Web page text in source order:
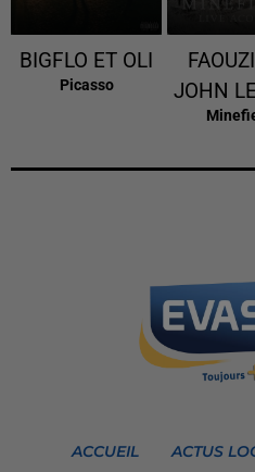
BIGFLO ET OLI
Picasso
JOHN
ACCUEIL ACTUS